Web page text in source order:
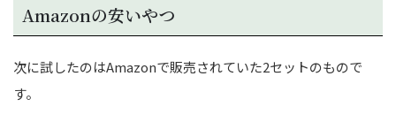
Amazonの安いやつ
次に試したのはAmazonで販売されていた2セットのもので
す。